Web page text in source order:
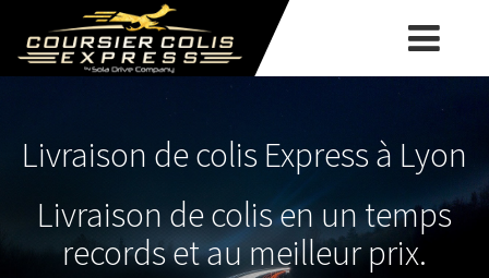
COURSIER
COLIS
EXPRESS
DOCUMENTS
COLIS
DOCUMENTS
COLIS
EXPRESS
TAXI
COLIS
ACTUALITÉS
Livraison de colis Express à Lyon
Livraison de colis en un temps
records et au meilleur prix.